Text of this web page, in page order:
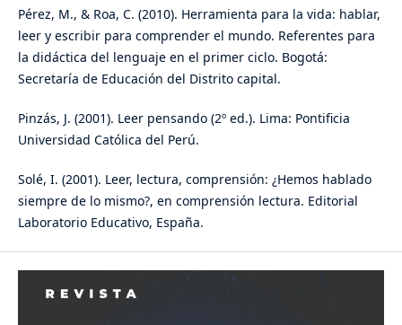
Pérez, M., & Roa, C. (2010). Herramienta para la vida: hablar,
leer y escribir para comprender el mundo. Referentes para
la didáctica del lenguaje en el primer ciclo. Bogotá:
Secretaría de Educación del Distrito capital.
Pinzás, J. (2001). Leer pensando (2º ed.). Lima: Pontificia
Universidad Católica del Perú.
Solé, I. (2001). Leer, lectura, comprensión: ¿Hemos hablado
siempre de lo mismo?, en comprensión lectura. Editorial
Laboratorio Educativo, España.